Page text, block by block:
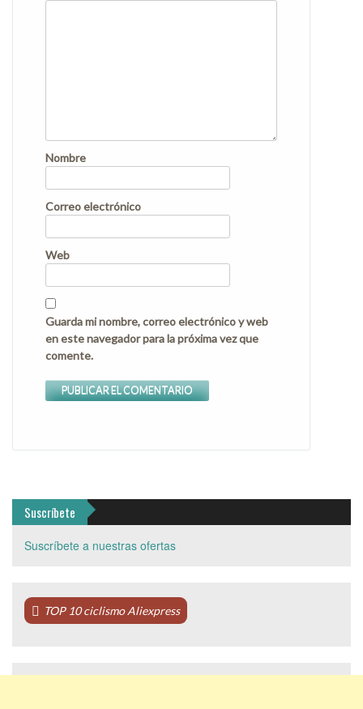
Nombre
Correo electrónico
Web
Guarda mi nombre, correo electrónico y web
en este navegador para la próxima vez que
comente.
Suscríbete
Suscríbete a nuestras ofertas
TOP 10 ciclismo Aliexpress